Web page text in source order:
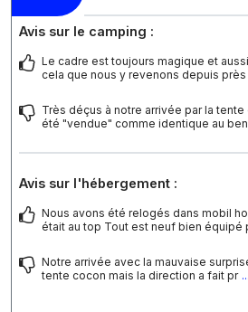
Avis sur le camping :
Le cadre est toujours magique et
cela que nous y revenons depuis près
Très déçus à notre arrivée par la
été "vendue" comme identique au
Avis sur l'hébergement :
Nous avons été relogés dans mobil
était au top Tout est neuf bien équipé
Notre arrivée avec la mauvaise
tente cocon mais la direction a fait pr